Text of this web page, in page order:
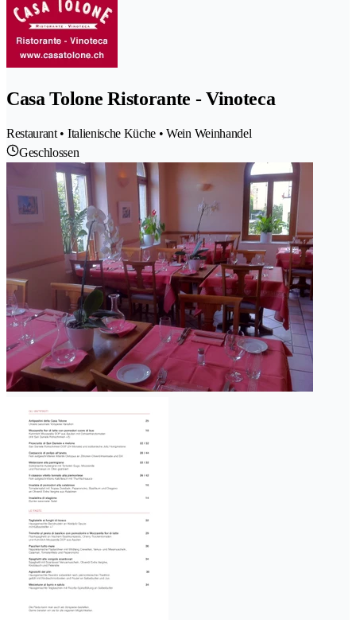
Casa Tolone Ristorante - Vinoteca
Restaurant • Italienische Küche • Wein Weinhandel
Geschlossen